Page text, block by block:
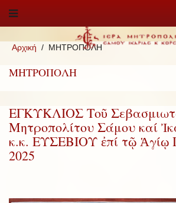
Αρχική ΜΗΤΡΟΠΟΛΗ
ΜΗΤΡΟΠΟΛΗ
ΕΓΚΥΚΛΙΟΣ Τοῦ
Μητροπολίτου Σάμου καί
κ.κ. ΕΥΣΕΒΙΟΥ ἐπί τῷ Ἁγίῳ
2025